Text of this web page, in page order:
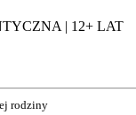
| 12+ LAT
rodziny